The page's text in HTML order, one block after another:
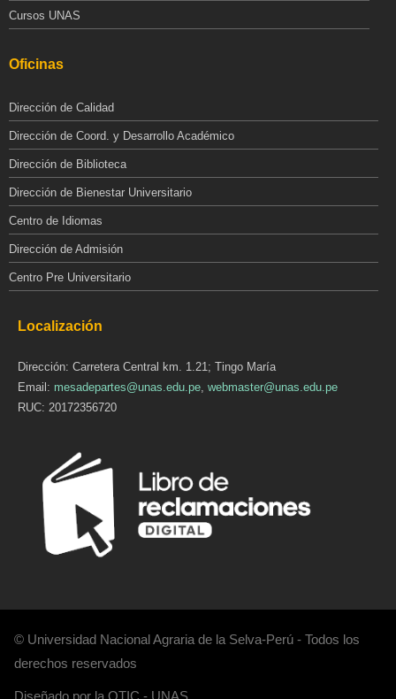
Cursos UNAS
Oficinas
Dirección de Calidad
Dirección de Coord. y Desarrollo Académico
Dirección de Biblioteca
Dirección de Bienestar Universitario
Centro de Idiomas
Dirección de Admisión
Centro Pre Universitario
Localización
Dirección: Carretera Central km. 1.21; Tingo María
Email: mesadepartes@unas.edu.pe webmaster@unas.edu.pe
RUC: 20172356720
© Universidad Nacional Agraria de la Selva-Perú - Todos los
derechos reservados
Diseñado por la OTIC - UNAS